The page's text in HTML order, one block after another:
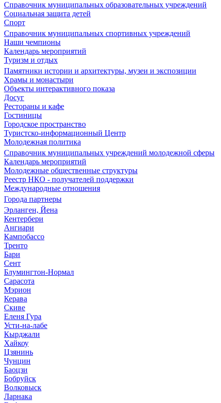
Справочник муниципальных образовательных учреждений
Социальная защита детей
Спорт
Справочник муниципальных спортивных учреждений
Наши чемпионы
Календарь мероприятий
Туризм и отдых
Памятники истории и архитектуры, музеи и экспозиции
Храмы и монастыри
Объекты интерактивного показа
Досуг
Рестораны и кафе
Гостиницы
Городское пространство
Туристско-информационный Центр
Молодежная политика
Справочник муниципальных учреждений молодежной сферы
Календарь мероприятий
Молодежные общественные структуры
Реестр НКО - получателей поддержки
Международные отношения
Города партнеры
Эрланген, Йена
Кентербери
Ангиари
Кампобассо
Тренто
Бари
Сент
Блумингтон-Нормал
Сарасота
Мэрион
Керава
Скиве
Еленя Гура
Усти-на-лабе
Кырджали
Хайкоу
Цзянинь
Чунцин
Баоцзи
Бобруйск
Волковыск
Ларнака